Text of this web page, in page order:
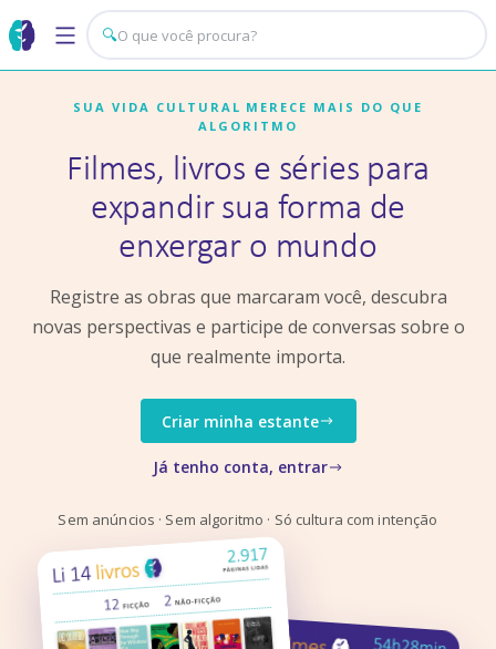
🔍
SUA VIDA CULTURAL MERECE MAIS DO QUE
ALGORITMO
Filmes, livros e séries para
expandir sua forma de
enxergar o mundo
Registre as obras que marcaram você, descubra
novas perspectivas e participe de conversas sobre o
que realmente importa.
Criar minha estante
Já tenho conta, entrar
Sem anúncios · Sem algoritmo · Só cultura com intenção